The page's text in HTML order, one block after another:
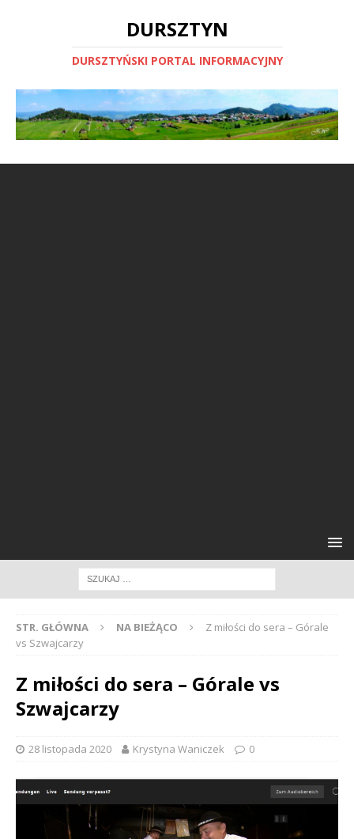
DURSZTYN
DURSZTYŃSKI PORTAL INFORMACYJNY
STR. GŁÓWNA NA BIEŻĄCO
Z miłości do sera – Górale
vs Szwajcarzy
Z miłości do sera – Górale vs
Szwajcarzy
28 listopada 2020 Krystyna Waniczek 0